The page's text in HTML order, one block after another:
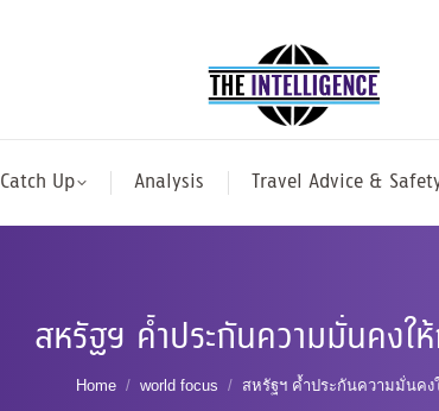
Catch Up Analysis Travel Advice &
สหรัฐฯ ค้ำประกันความมั่นคงใ
You are here:
Home world focus สหรัฐฯ ค้ำประกันความมั่นคง